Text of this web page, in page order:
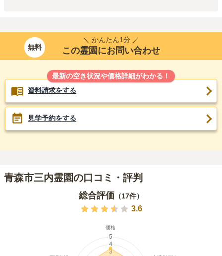
無料
＼ かんたん1分 ／
この霊園にお問い合わせ
最新の空き状況や価格詳細がわかる！
資料請求をする
見学予約をする
青森市三内霊園の口コミ・評判
総合評価 （17件）
3.6